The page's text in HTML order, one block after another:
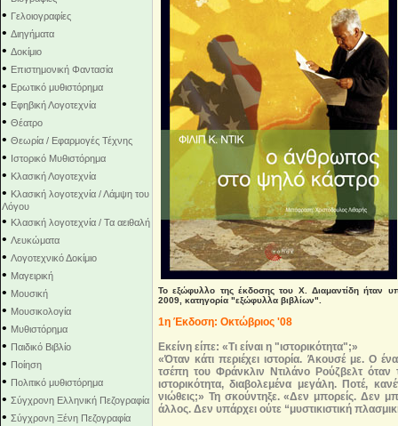
• Γελοιογραφίες
• Διηγήματα
• Δοκίμιο
• Επιστημονική Φαντασία
• Ερωτικό μυθιστόρημα
• Εφηβική Λογοτεχνία
• Θέατρο
• Θεωρία / Εφαρμογές Τέχνης
• Ιστορικό Μυθιστόρημα
• Κλασική Λογοτεχνία
• Κλασική λογοτεχνία / Λάμψη του
Λόγου
• Κλασική λογοτεχνία / Τα αειθαλή
• Λευκώματα
• Λογοτεχνικό Δοκίμιο
• Μαγειρική
• Μουσική
• Μουσικολογία
• Μυθιστόρημα
• Παιδικό Βιβλίο
• Ποίηση
• Πολιτικό μυθιστόρημα
• Σύγχρονη Ελληνική Πεζογραφία
• Σύγχρονη Ξένη Πεζογραφία
Το εξώφυλλο της έκδοσης του Χ. Διαμαντίδη ήταν
2009, κατηγορία "εξώφυλλα βιβλίων".
1η Έκδοση: Οκτώβριος '08
Εκείνη είπε: «Τι είναι η "ιστορικότητα";»
«Όταν κάτι περιέχει ιστορία. Άκουσέ με. Ο
τσέπη του Φράνκλιν Ντιλάνο Ρούζβελτ
ιστορικότητα, διαβολεμένα μεγάλη. Ποτέ,
νιώθεις;» Τη σκούντηξε. «Δεν μπορείς. Δεν
άλλος. Δεν υπάρχει ούτε “μυστικιστική